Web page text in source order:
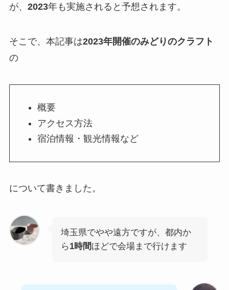
が、 2023年も実施されると予想されます。
そこで、本記事は2023年開催のみどりのクラフト
の
概要
アクセス方法
宿泊情報・観光情報など
について書きました。
埼玉県でやや遠方ですが、都内か
ら1時間ほどで会場まで行けます